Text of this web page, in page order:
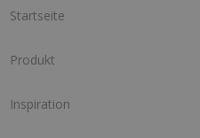
Startseite
Produkt
Inspiration